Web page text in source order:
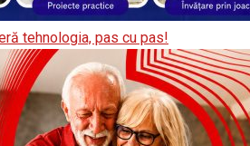
tehnologia, pas cu pas!